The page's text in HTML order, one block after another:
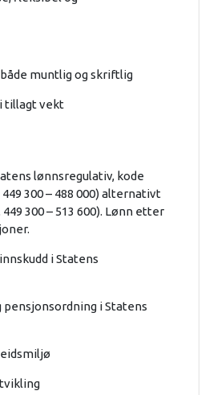
muntlig og skriftlig
tillagt vekt
lønnsregulativ, kode
300 – 488 000) alternativt
300 – 513 600). Lønn etter
i Statens
i Statens